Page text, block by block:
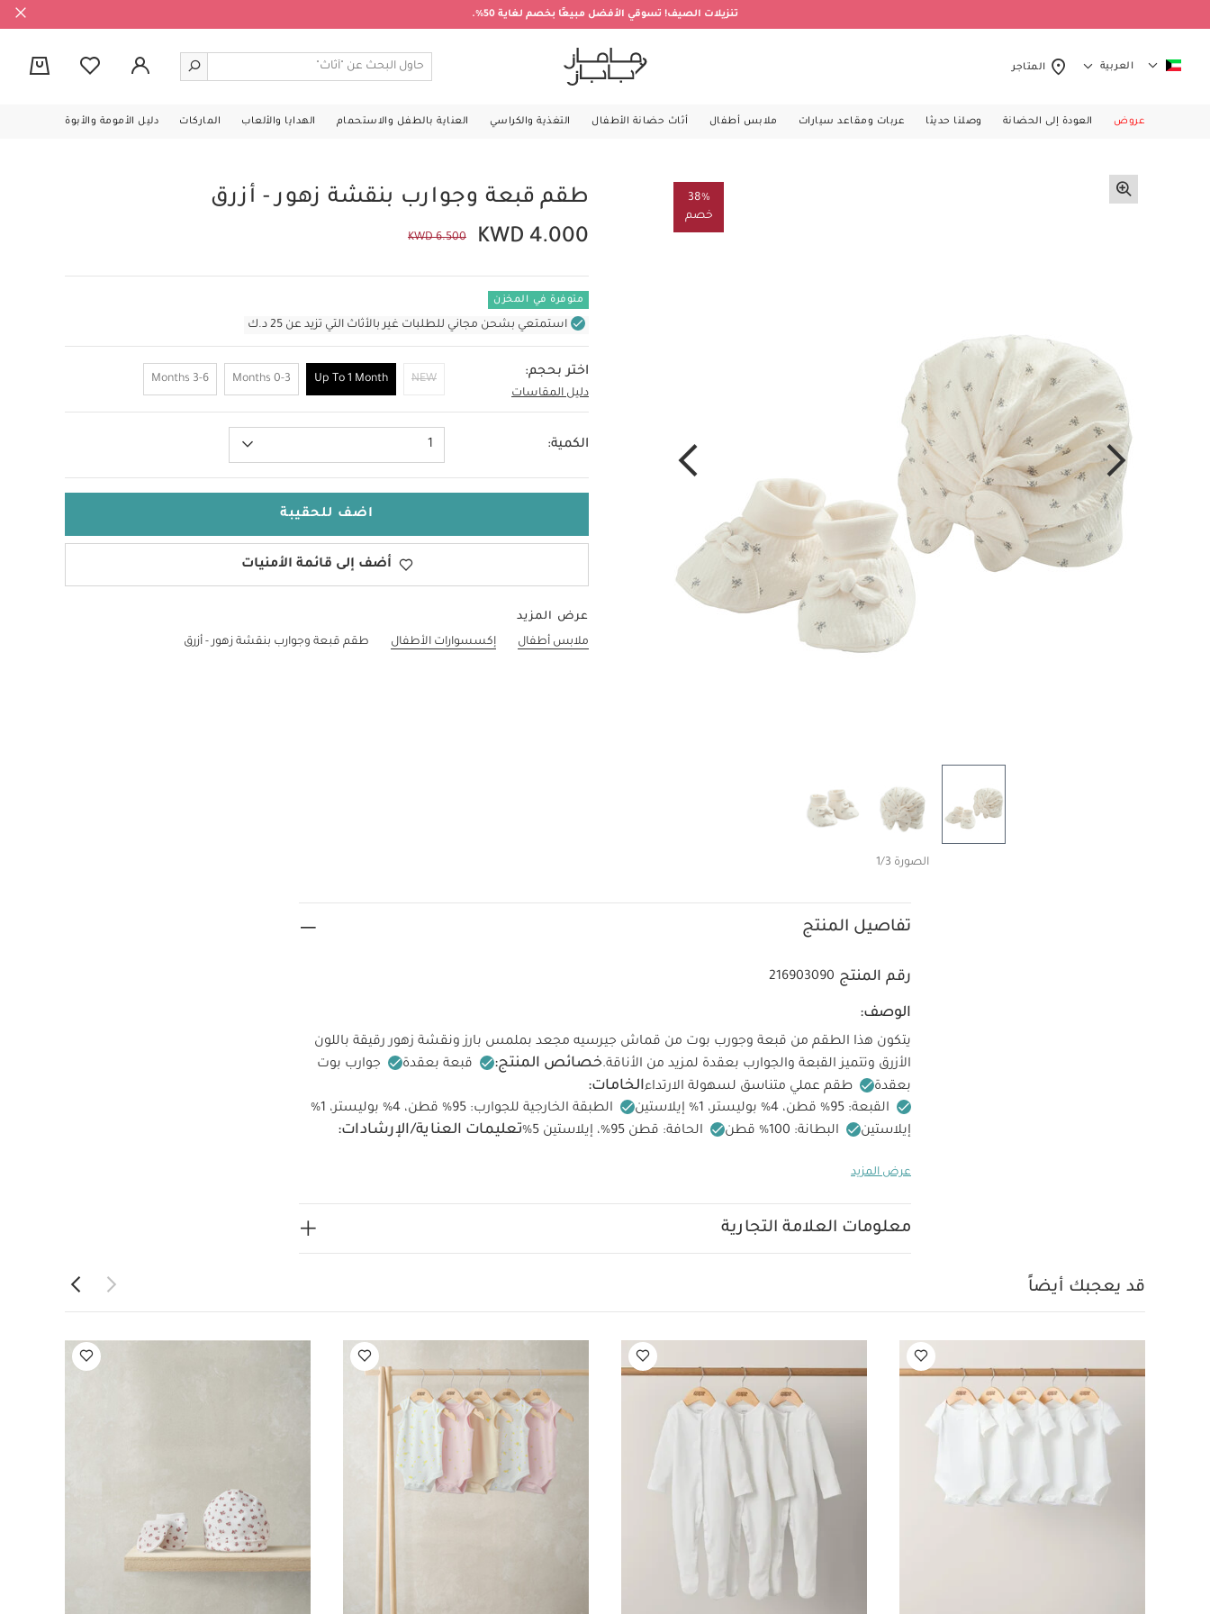
تنزيلات الصيف! تسوقي الأفضل مبيعًا بخصم لغاية 50%.
العربية المتاجر
عروض العودة إلى الحضانة وصلنا حديثا عربات ومقاعد سيارات ملابس أطفال أثاث حضانة الأطفال التغذية والكراسي العناية بالطفل والاستحمام الهدايا والألعاب الماركات دليل الأمومة والأبوة
38%
خصم
الصورة 1/3
طقم قبعة وجوارب بنقشة زهور - أزرق
KWD 4.000
KWD 6.500
متوفرة في المخزن
استمتعي بشحن مجاني للطلبات غير بالأثاث التي تزيد عن 25 د.ك
اختر بحجم:
دليل المقاسات
NEW
Up To 1 Month
0-3 Months
3-6 Months
Up To 1 Month
الكمية: 1
اضف للحقيبة
أضف إلى قائمة الأمنيات
عرض المزيد
ملابس أطفال
إكسسوارات الأطفال طقم قبعة وجوارب بنقشة زهور - أزرق
تفاصيل المنتج
رقم المنتج 216903090
الوصف:
يتكون هذا الطقم من قبعة وجورب بوت من قماش جيرسيه مجعد بملمس بارز ونقشة زهور رقيقة باللون
الأزرق وتتميز القبعة والجوارب بعقدة لمزيد من الأناقة.خصائص المنتج: قبعة بعقدة
جوارب بوت
بعقدة
طقم عملي متناسق لسهولة الارتداءالخامات:
القبعة: 95‏%‏ قطن، 4‏%‏ بوليستر، 1‏%‏ إيلاستين
الطبقة الخارجية للجوارب: 95‏%‏ قطن، 4‏%‏ بوليستر، 1‏%‏
إيلاستين
البطانة: ‏100‏%‏ قطن الحافة: قطن 95‏%‏، إيلاستين 5‏%‏ تعليمات العناية/الإرشادات:
كيّ على درجة حرارة منخفضة
بيجاما قطعة واحدة عضوية بلون أبيض - 3 قطع
عرض المزيد
معلومات العلامة التجارية
قد يعجبك أيضاً